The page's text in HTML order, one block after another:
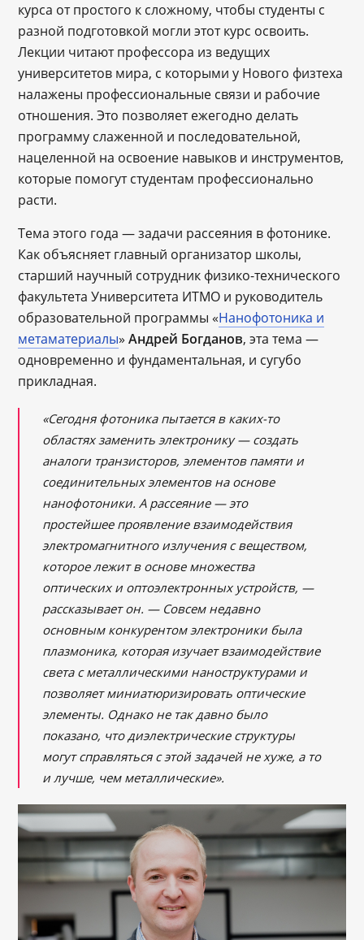
курса от простого к сложному, чтобы студенты с
разной подготовкой могли этот курс освоить.
Лекции читают профессора из ведущих
университетов мира, с которыми у Нового физтеха
налажены профессиональные связи и рабочие
отношения. Это позволяет ежегодно делать
программу слаженной и последовательной,
нацеленной на освоение навыков и инструментов,
которые помогут студентам профессионально
расти.
Тема этого года ― задачи рассеяния в фотонике.
Как объясняет главный организатор школы,
старший научный сотрудник физико-технического
факультета Университета ИТМО и руководитель
образовательной программы «Нанофотоника и
метаматериалы»Андрей Богданов, эта тема —
одновременно и фундаментальная, и сугубо
прикладная.
«Сегодня фотоника пытается в каких-то
областях заменить электронику — создать
аналоги транзисторов, элементов памяти и
соединительных элементов на основе
нанофотоники. А рассеяние ― это
простейшее проявление взаимодействия
электромагнитного излучения с веществом,
которое лежит в основе множества
оптических и оптоэлектронных устройств, ―
рассказывает он. ― Совсем недавно
основным конкурентом электроники была
плазмоника, которая изучает взаимодействие
света с металлическими наноструктурами и
позволяет миниатюризировать оптические
элементы. Однако не так давно было
показано, что диэлектрические структуры
могут справляться с этой задачей не хуже, а то
и лучше, чем металлические».